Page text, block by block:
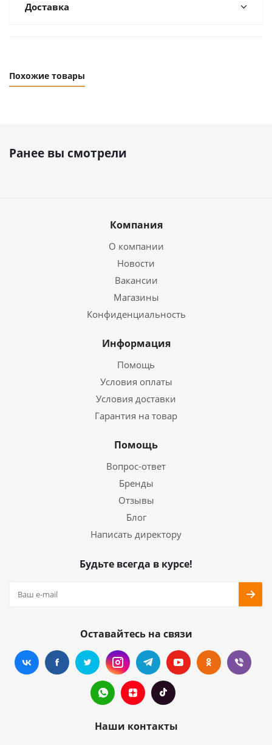
Доставка
Похожие товары
Ранее вы смотрели
Компания
О компании
Новости
Вакансии
Магазины
Конфиденциальность
Информация
Помощь
Условия оплаты
Условия доставки
Гарантия на товар
Помощь
Вопрос-ответ
Бренды
Отзывы
Блог
Написать директору
Будьте всегда в курсе!
Оставайтесь на связи
Наши контакты